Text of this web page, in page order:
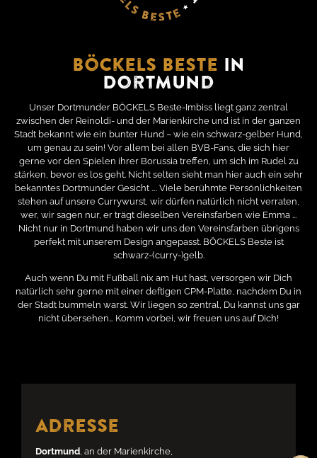
Böckels Beste in
Dortmund
Unser Dortmunder BÖCKELS Beste-Imbiss liegt ganz zentral
zwischen der Reinoldi- und der Marienkirche und ist in der ganzen
Stadt bekannt wie ein bunter Hund – wie ein schwarz-gelber Hund,
um genau zu sein! Vor allem bei allen BVB-Fans, die sich hier
gerne vor den Spielen ihrer Borussia treffen, um sich im Rudel zu
stärken, bevor es los geht. Nicht selten sieht man hier auch ein sehr
bekanntes Dortmunder Gesicht …. Viele berühmte Persönlichkeiten
stehen auf unsere Currywurst, wir dürfen natürlich nicht verraten,
wer, wir sagen nur, er trägt dieselben Vereinsfarben wie Emma ...
Nicht nur in Dortmund haben wir uns den Vereinsfarben übrigens
perfekt mit unserem Design angepasst. BÖCKELS Beste ist
schwarz-(curry-)gelb.
Auch wenn Du mit Fußball nix am Hut hast, versorgen wir Dich
natürlich sehr gerne mit einer deftigen CPM-Platte, nachdem Du in
der Stadt bummeln warst. Wir liegen so zentral, Du kannst uns gar
nicht übersehen… Komm vorbei, wir freuen uns auf Dich!
Adresse
Dortmund , an der Marienkirche,